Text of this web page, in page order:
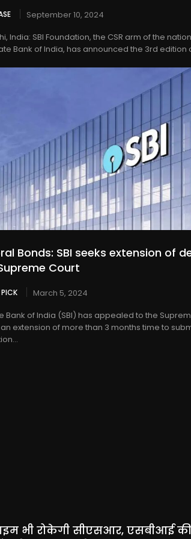
September 10, 2024
India: SBI Foundation, the CSR arm of the
Bank of India, has announced the 3rd edition
Bonds: SBI seeks extension of
Court
March 5, 2024
Bank of India (SBI) has appealed to the
extension of more than 3 months time to
भी रोकेगी सीएसआर, एसबीआई